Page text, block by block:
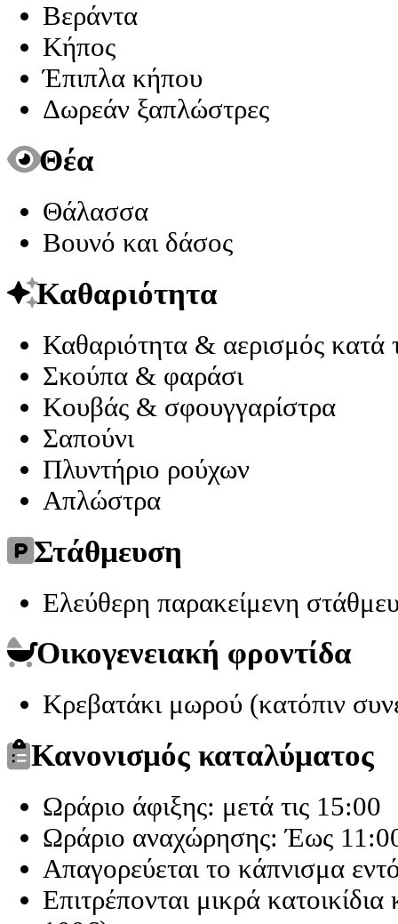
Βεράντα
Κήπος
Έπιπλα κήπου
Δωρεάν ξαπλώστρες
Θέα
Θάλασσα
Βουνό και δάσος
Καθαριότητα
Καθαριότητα & αερισμός κατά
Σκούπα & φαράσι
Κουβάς & σφουγγαρίστρα
Σαπούνι
Πλυντήριο ρούχων
Απλώστρα
Στάθμευση
Ελεύθερη παρακείμενη
Οικογενειακή φροντίδα
Κρεβατάκι μωρού (κατόπιν
Κανονισμός καταλύματος
Ωράριο άφιξης: μετά τις 15:00
Ωράριο αναχώρησης: Έως
Απαγορεύεται το κάπνισμα
Επιτρέπονται μικρά